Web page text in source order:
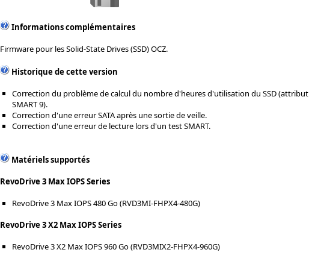
Informations complémentaires
Firmware pour les Solid-State Drives (SSD) OCZ.
Historique de cette version
Correction du problème de calcul du nombre d'heures d'utilisation du SSD (attribut
SMART 9).
Correction d'une erreur SATA après une sortie de veille.
Correction d'une erreur de lecture lors d'un test SMART.
Matériels supportés
RevoDrive 3 Max IOPS Series
RevoDrive 3 Max IOPS 480 Go (RVD3MI-FHPX4-480G)
RevoDrive 3 X2 Max IOPS Series
RevoDrive 3 X2 Max IOPS 960 Go (RVD3MIX2-FHPX4-960G)